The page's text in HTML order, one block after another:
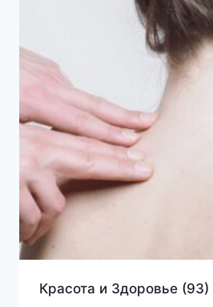
Красота и Здоровье (93)